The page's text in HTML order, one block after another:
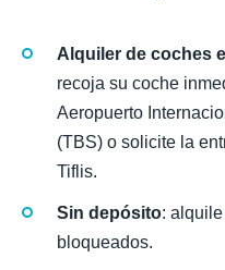
Alquiler de coches
recoja su coche
Aeropuerto
(TBS) o solicite la
Tiflis.
Sin depósito:
bloqueados.